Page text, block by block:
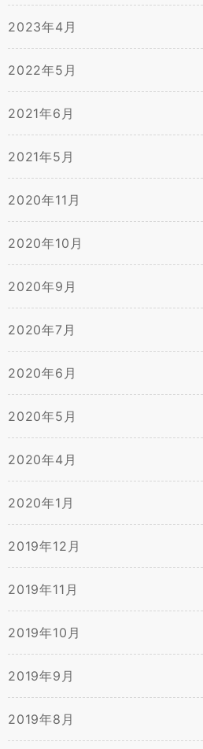
2023年4月
2022年5月
2021年6月
2021年5月
2020年11月
2020年10月
2020年9月
2020年7月
2020年6月
2020年5月
2020年4月
2020年1月
2019年12月
2019年11月
2019年10月
2019年9月
2019年8月